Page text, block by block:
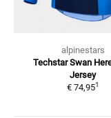
alpinestars
Techstar Swan
Jersey
€ 74,951